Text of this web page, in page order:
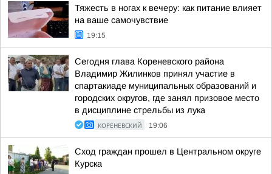
Тяжесть в ногах к вечеру: как питание влияет
на ваше самочувствие
19:15
Сегодня глава Кореневского района
Владимир Жилинков принял участие в
спартакиаде муниципальных образований и
городских округов, где занял призовое место
в дисциплине стрельбы из лука
КОРЕНЕВСКИЙ 19:06
Сход граждан прошел в Центральном округе
Курска